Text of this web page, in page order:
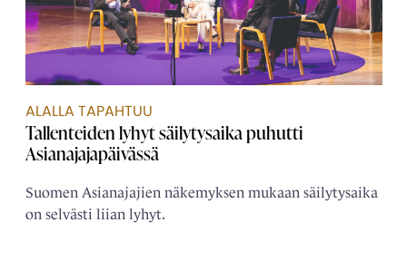
ALALLA TAPAHTUU
Tallenteiden lyhyt säilytysaika puhutti
Asianajajapäivässä
Suomen Asianajajien näkemyksen mukaan säilytysaika
on selvästi liian lyhyt.